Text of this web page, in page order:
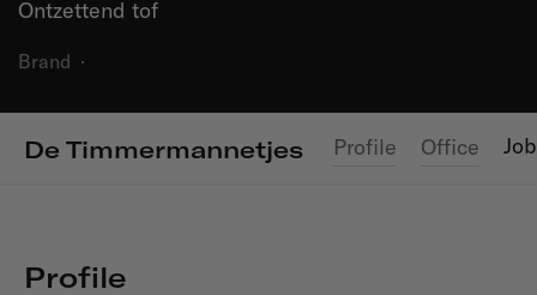
Ontzettend tof
Brand ·
De Timmermannetjes Profile Office
Profile